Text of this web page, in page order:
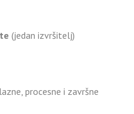
(jedan izvršitelj)
procesne i završne